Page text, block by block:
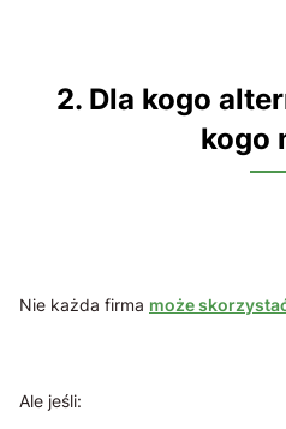
2. Dla kogo alternatywa? A dla
kogo
Nie każda firma może
Ale jeśli: